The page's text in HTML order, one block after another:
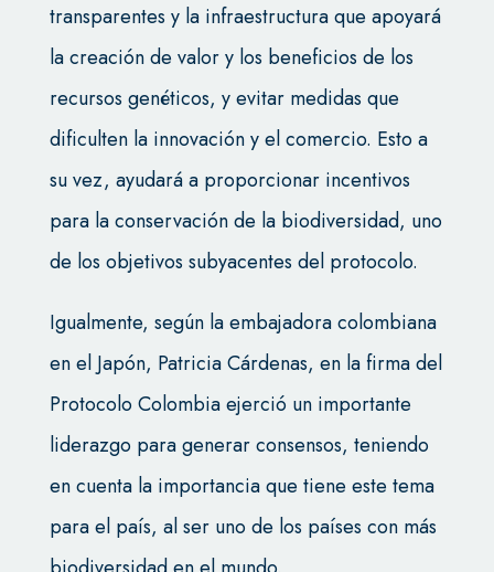
transparentes y la infraestructura que apoyará
la creación de valor y los beneficios de los
recursos genéticos, y evitar medidas que
dificulten la innovación y el comercio. Esto a
su vez, ayudará a proporcionar incentivos
para la conservación de la biodiversidad, uno
de los objetivos subyacentes del protocolo.
Igualmente, según la embajadora colombiana
en el Japón, Patricia Cárdenas, en la firma del
Protocolo Colombia ejerció un importante
liderazgo para generar consensos, teniendo
en cuenta la importancia que tiene este tema
para el país, al ser uno de los países con más